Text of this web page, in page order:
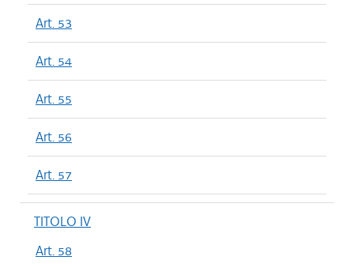
Art. 53
Art. 54
Art. 55
Art. 56
Art. 57
TITOLO IV
Art. 58